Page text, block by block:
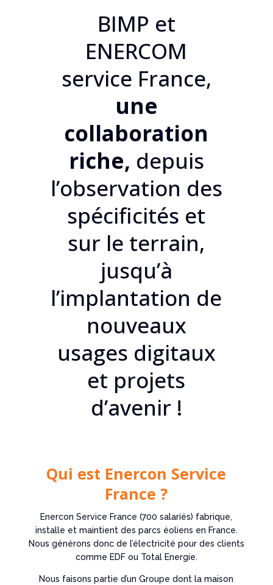
BIMP et
ENERCOM
service France,
une
collaboration
riche, depuis
l’observation des
spécificités et
sur le terrain,
jusqu’à
l’implantation de
nouveaux
usages digitaux
et projets
d’avenir !
Qui est Enercon Service
France ?
Enercon Service France (700 salariés) fabrique,
installe et maintient des parcs éoliens en France.
Nous générons donc de l’électricité pour des clients
comme EDF ou Total Energie.
Nous faisons partie d’un Groupe dont la maison